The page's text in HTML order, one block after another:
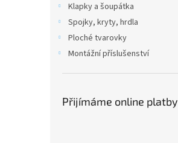
Klapky a šoupátka
Spojky, kryty, hrdla
Ploché tvarovky
Montážní příslušenství
Přijímáme online platby